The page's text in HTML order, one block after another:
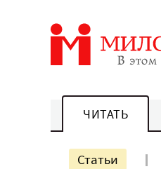
ЧИТАТЬ
Статьи